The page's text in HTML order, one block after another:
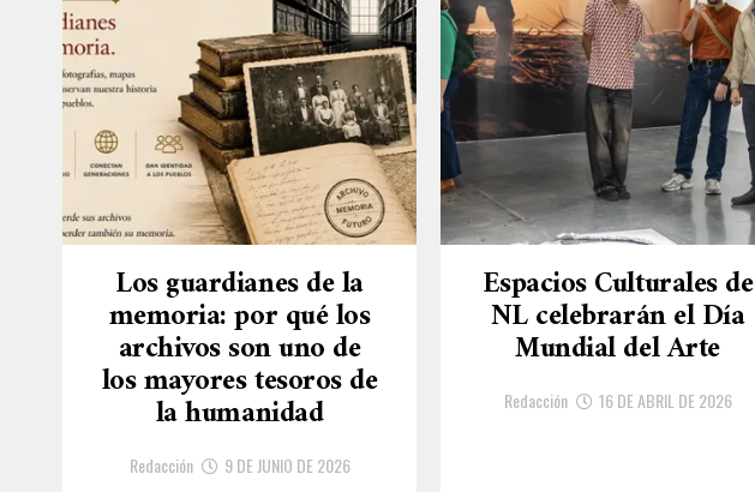
Los guardianes de la
memoria: por qué los
archivos son uno de
los mayores tesoros de
la humanidad
Redacción 9 DE JUNIO DE 2026
Espacios Culturales de
NL celebrarán el Día
Mundial del Arte
Redacción 16 DE ABRIL DE 2026